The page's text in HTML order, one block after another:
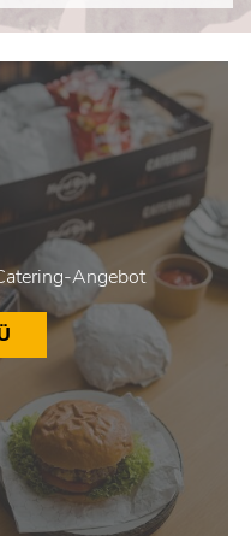
Angebot